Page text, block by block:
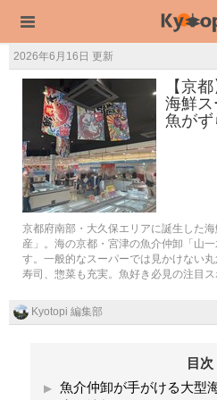
2026年6月16日 更新
【京
海鮮
魚が
京都府南部・大久保エリアに誕生した
産」。海の京都・宮津の魚介仲卸「山
す。一般的なスーパーでは見かけない
寿司、惣菜も充実。魚好き必見の注目ス
Kyotopi 編集部
目次
魚介仲卸が手がける大型